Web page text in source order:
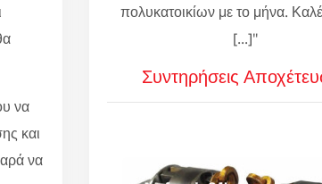
να
και
να
πολυκατοικίων με το μήνα.
[...]"
Συντηρήσεις